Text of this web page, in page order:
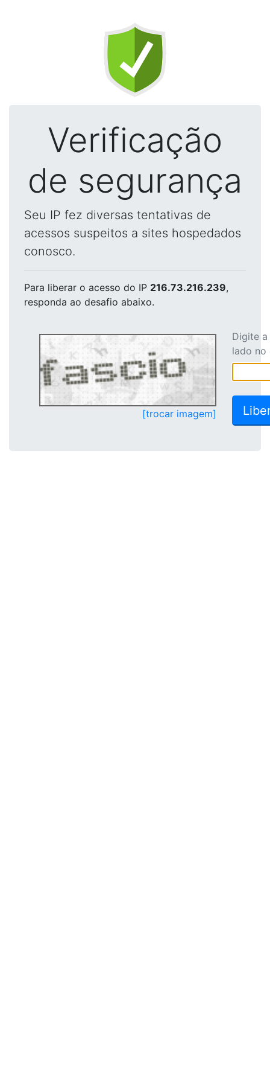
Verificação
de segurança
Seu IP fez diversas tentativas de
acessos suspeitos a sites hospedados
conosco.
Para liberar o acesso do IP 216.73.216.239,
responda ao desafio abaixo.
[trocar imagem]
Digite
lado no